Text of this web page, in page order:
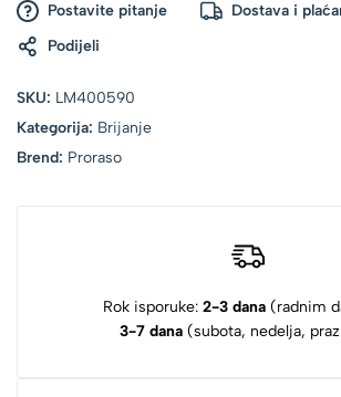
Postavite pitanje
Dostava i
Podijeli
SKU: LM400590
Kategorija: Brijanje
Brend: Proraso
Rok isporuke: 2-3 dana(radnim
3-7 dana (subota, nedelja,